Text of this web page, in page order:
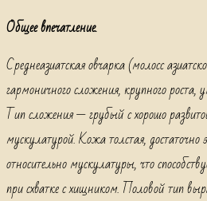
Общее впечатление.
Среднеазиатская овчарка (молосс
гармоничного сложения, крупного роста,
Тип сложения — грубый с хорошо
мускулатурой. Кожа толстая,
относительно мускулатуры, что
при схватке с хищником. Половой тип